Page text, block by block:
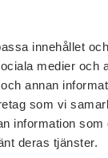
innehållet
medier och
annan
som vi
information som
deras tjänster.
oss